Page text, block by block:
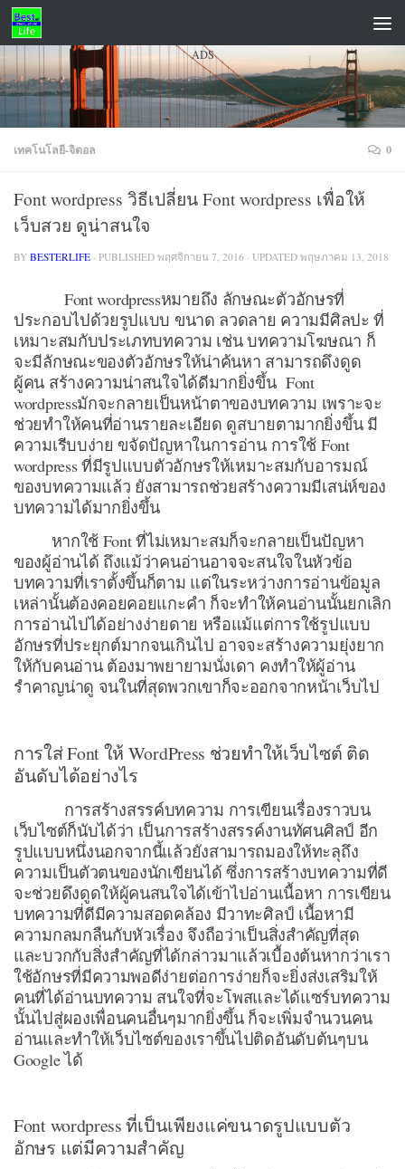
Skip to content
ADS
เทคโนโลยี-จิตอล 0
Font wordpress วิธีเปลี่ยน Font wordpress เพื่อให้
เว็บสวย ดูน่าสนใจ
BY BESTERLIFE · PUBLISHED พฤศจิกายน 7, 2016 · UPDATED พฤษภาคม 13, 2018
Font wordpressหมายถึง ลักษณะตัวอักษรที่
ประกอบไปด้วยรูปแบบ ขนาด ลวดลาย ความมีศิลปะ ที่
เหมาะสมกับประเภทบทความ เช่น บทความโฆษณา ก็
จะมีลักษณะของตัวอักษรให้น่าค้นหา สามารถดึงดูด
ผู้คน สร้างความน่าสนใจได้ดีมากยิ่งขึ้น Font
wordpressมักจะกลายเป็นหน้าตาของบทความ เพราะจะ
ช่วยทำให้คนที่อ่านรายละเอียด ดูสบายตามากยิ่งขึ้น มี
ความเรีบบง่าย ขจัดปัญหาในการอ่าน การใช้ Font
wordpress ที่มีรูปแบบตัวอักษรให้เหมาะสมกับอารมณ์
ของบทความแล้ว ยังสามารถช่วยสร้างความมีเสน่ห์ของ
บทความได้มากยิ่งขึ้น
หากใช้ Font ที่ไม่เหมาะสมก็จะกลายเป็นปัญหา
ของผู้อ่านได้ ถึงแม้ว่าคนอ่านอาจจะสนใจในหัวข้อ
บทความที่เราตั้งขึ้นก็ตาม แต่ในระหว่างการอ่านข้อมูล
เหล่านั้นต้องคอยคอยแกะคำ ก็จะทำให้คนอ่านนั้นยกเลิก
การอ่านไปได้อย่างง่ายดาย หรือแม้แต่การใช้รูปแบบ
อักษรที่ประยุกต์มากจนเกินไป อาจจะสร้างความยุ่งยาก
ให้กับคนอ่าน ต้องมาพยายามนั่งเดา คงทำให้ผู้อ่าน
รำคาญน่าดู จนในที่สุดพวกเขาก็จะออกจากหน้าเว็บไป
การใส่ Font ให้ WordPress ช่วยทำให้เว็บไซต์ ติด
อันดับได้อย่างไร
การสร้างสรรค์บทความ การเขียนเรื่องราวบน
เว็บไซต์ก็นับได้ว่า เป็นการสร้างสรรค์งานทัศนศิลป์ อีก
รูปแบบหนึ่งนอกจากนี้แล้วยังสามารถมองให้ทะลุถึง
ความเป็นตัวตนของนักเขียนได้ ซึ่งการสร้างบทความที่ดี
จะช่วยดึงดูดให้ผู้คนสนใจได้เข้าไปอ่านเนื้อหา การเขียน
บทความที่ดีมีความสอดคล้อง มีวาทะศิลป์ เนื้อหามี
ความกลมกลืนกับหัวเรื่อง จึงถือว่าเป็นสิ่งสำคัญที่สุด
และบวกกับสิ่งสำคัญที่ได้กล่าวมาแล้วเบื้องต้นหากว่าเรา
ใช้อักษรที่มีความพอดีง่ายต่อการง่ายก็จะยิ่งส่งเสริมให้
คนที่ได้อ่านบทความ สนใจที่จะโพสและได้แซร์บทความ
นั้นไปสู่ผองเพื่อนคนอื่นๆมากยิ่งขึ้น ก็จะเพิ่มจำนวนคน
อ่านและทำให้เว็บไซต์ของเราขึ้นไปติดอันดับต้นๆบน
Google ได้
Font wordpress ที่เป็นเพียงแค่ขนาดรูปแบบตัว
อักษร แต่มีความสำคัญ